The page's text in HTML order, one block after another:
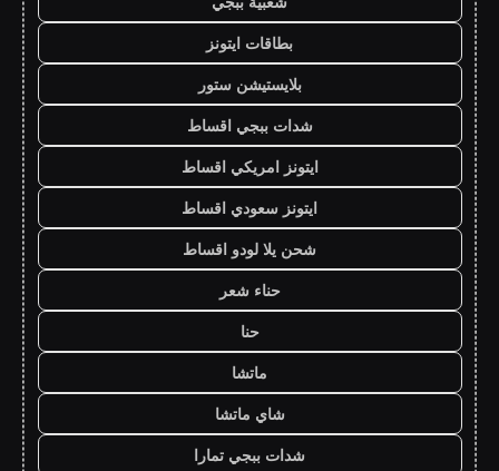
بطاقات ايتونز
بلايستيشن ستور
شدات ببجي اقساط
ايتونز امريكي اقساط
ايتونز سعودي اقساط
شحن يلا لودو اقساط
حناء شعر
حنا
ماتشا
شاي ماتشا
شدات ببجي تمارا